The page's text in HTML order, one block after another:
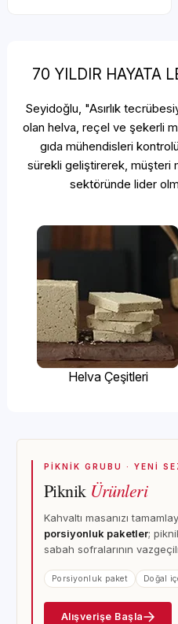
70 YILDIR HAYATA
Seyidoğlu, "Asırlık
olan helva, reçel ve şekerli
gıda mühendisleri
sürekli geliştirerek, müşteri
sektöründe lider
Helva Çeşitleri
PİKNİK GRUBU · YENİ
Piknik Ürünleri
Kahvaltı masanızı
porsiyonluk paketler;
sabah sofralarının
Porsiyonluk paket Doğal
Alışverişe Başla